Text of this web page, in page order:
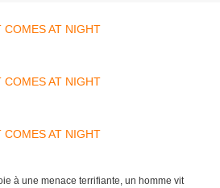
à une menace terrifiante, un homme vit